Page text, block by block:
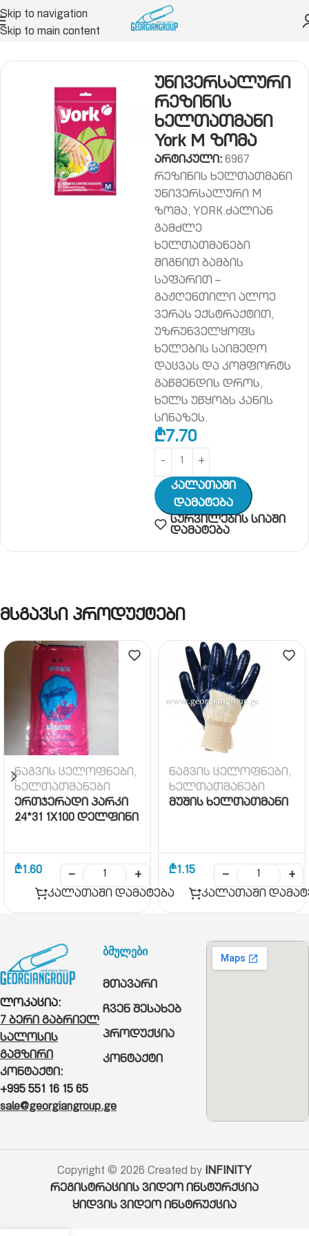
Skip to navigation
Skip to main content
ჰიგიენა ნაგვის ცელოფნები, ხელთათმანები
უნივერსალური
რეზინის
ხელთათმანი
York M ზომა
არტიკული: 6967
რეზინის ხელთათმანი
უნივერსალური M
ზომა, YORK.ძალიან
გამძლე
ხელთათმანები
შიგნით ბამბის
საფარით –
გაჟღენთილი ალოე
ვერას ექსტრაქტით,
უზრუნველყოფს
ხელების საიმედო
დაცვას და კომფორტს
გაწმენდის დროს,
ხელს უწყობს კანის
სინაზეს.
₾7.70
Კალათაში
Დამატება
სურვილების სიაში
დამატება
მსგავსი პროდუქტები
ნაგვის ცელოფნები,
ხელთათმანები
ერთჯერადი პარკი
24*31 1X100 დელფინი
₾1.60 −
+
კალათაში დამატება
ნაგვის ცელოფნები,
ხელთათმანები
მუშის ხელთათმანი
₾1.15 −
+
კალათაში
ლოკაცია:
7 ბერი გაბრიელ
სალოსის
გამზირი
კონტაქტი:
+995 551 16 15 65
sale@georgiangroup.ge
ბმულები
მთავარი
ჩვენ შესახებ
პროდუქცია
კონტაქტი
Copyright © 2026 Created by INFINITY
რეგისტრაციის ვიდეო ინსტურქცია
ყიდვის ვიდეო ინსტრუქცია